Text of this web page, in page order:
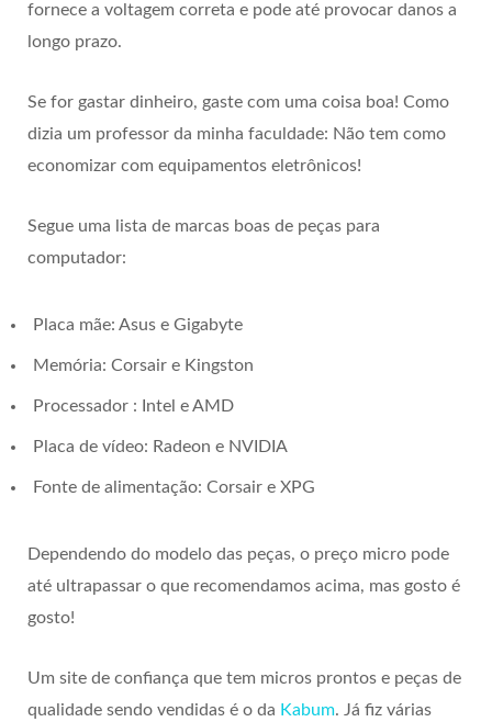
fornece a voltagem correta e pode até provocar danos a
longo prazo.
Se for gastar dinheiro, gaste com uma coisa boa! Como
dizia um professor da minha faculdade: Não tem como
economizar com equipamentos eletrônicos!
Segue uma lista de marcas boas de peças para
computador:
Placa mãe: Asus e Gigabyte
Memória: Corsair e Kingston
Processador : Intel e AMD
Placa de vídeo: Radeon e NVIDIA
Fonte de alimentação: Corsair e XPG
Dependendo do modelo das peças, o preço micro pode
até ultrapassar o que recomendamos acima, mas gosto é
gosto!
Um site de confiança que tem micros prontos e peças de
qualidade sendo vendidas é o da Kabum. Já fiz várias